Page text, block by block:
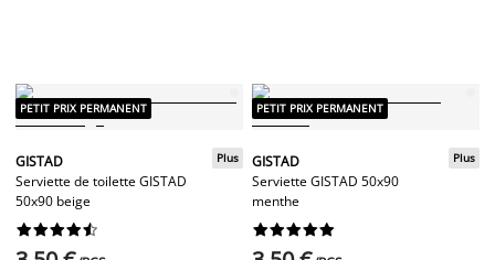
PETIT PRIX PERMANENT
GISTAD
Serviette de toilette GISTAD
50x90 beige
Plus






PETIT PRIX PERMANENT
GISTAD
Serviette GISTAD 50x90
menthe
Plus





